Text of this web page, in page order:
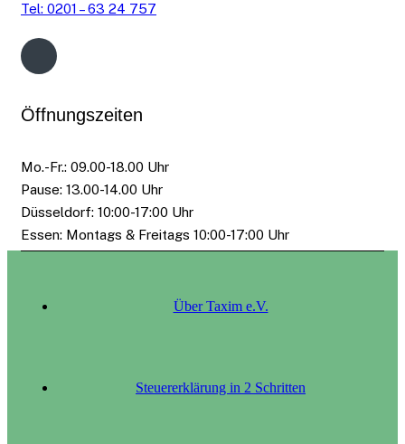
Tel: 0201 – 63 24 757
Öffnungszeiten
Mo.-Fr.: 09.00-18.00 Uhr
Pause: 13.00-14.00 Uhr
Düsseldorf: 10:00-17:00 Uhr
Essen: Montags & Freitags 10:00-17:00 Uhr
Über Taxim e.V.
Steuererklärung in 2 Schritten